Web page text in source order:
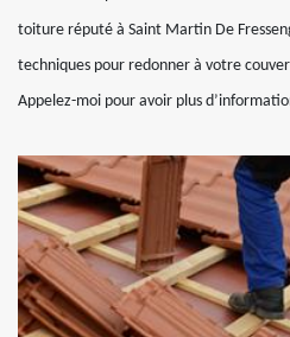
toiture réputé à Saint Martin De
techniques pour redonner à votre
Appelez-moi pour avoir plus